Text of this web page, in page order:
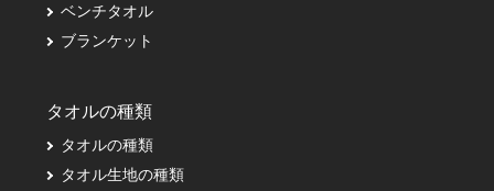
ベンチタオル
ブランケット
タオルの種類
タオルの種類
タオル生地の種類